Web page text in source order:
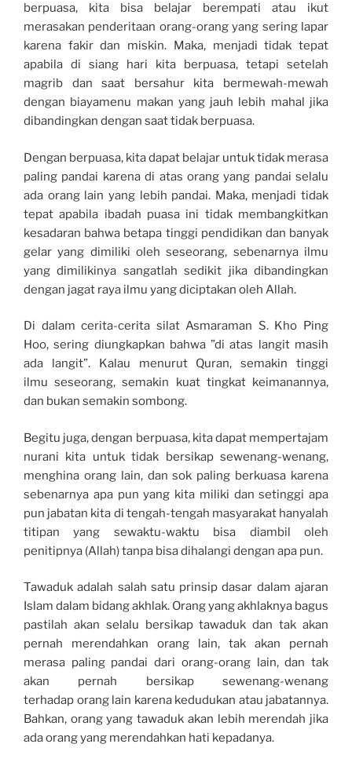
berpuasa, kita bisa belajar berempati atau ikut
merasakan penderitaan orang-orang yang sering lapar
karena fakir dan miskin. Maka, menjadi tidak tepat
apabila di siang hari kita berpuasa, tetapi setelah
magrib dan saat bersahur kita bermewah-mewah
dengan biayamenu makan yang jauh lebih mahal jika
dibandingkan dengan saat tidak berpuasa.
Dengan berpuasa, kita dapat belajar untuk tidak merasa
paling pandai karena di atas orang yang pandai selalu
ada orang lain yang lebih pandai. Maka, menjadi tidak
tepat apabila ibadah puasa ini tidak membangkitkan
kesadaran bahwa betapa tinggi pendidikan dan banyak
gelar yang dimiliki oleh seseorang, sebenarnya ilmu
yang dimilikinya sangatlah sedikit jika dibandingkan
dengan jagat raya ilmu yang diciptakan oleh Allah.
Di dalam cerita-cerita silat Asmaraman S. Kho Ping
Hoo, sering diungkapkan bahwa ”di atas langit masih
ada langit”. Kalau menurut Quran, semakin tinggi
ilmu seseorang, semakin kuat tingkat keimanannya,
dan bukan semakin sombong.
Begitu juga, dengan berpuasa, kita dapat mempertajam
nurani kita untuk tidak bersikap sewenang-wenang,
menghina orang lain, dan sok paling berkuasa karena
sebenarnya apa pun yang kita miliki dan setinggi apa
pun jabatan kita di tengah-tengah masyarakat hanyalah
titipan yang sewaktu-waktu bisa diambil oleh
penitipnya (Allah) tanpa bisa dihalangi dengan apa pun.
Tawaduk adalah salah satu prinsip dasar dalam ajaran
Islam dalam bidang akhlak. Orang yang akhlaknya bagus
pastilah akan selalu bersikap tawaduk dan tak akan
pernah merendahkan orang lain, tak akan pernah
merasa paling pandai dari orang-orang lain, dan tak
akan pernah bersikap sewenang-wenang
terhadap orang lain karena kedudukan atau jabatannya.
Bahkan, orang yang tawaduk akan lebih merendah jika
ada orang yang merendahkan hati kepadanya.